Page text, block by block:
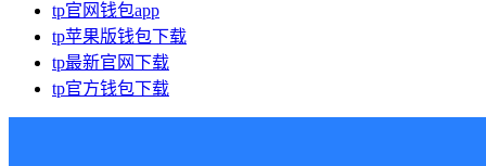
tp官网钱包app
tp苹果版钱包下载
tp最新官网下载
tp官方钱包下载